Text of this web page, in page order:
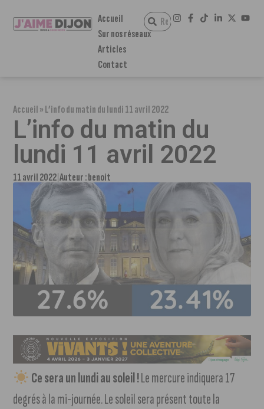
Accueil
Sur nos réseaux
Articles
Contact
Accueil»L’info du matin du lundi 11 avril 2022
L’info du matin du
lundi 11 avril 2022
11 avril 2022 Auteur :benoit
Ce sera un lundi au soleil !Le mercure indiquera 17
degrés à la mi-journée. Le soleil sera présent toute la